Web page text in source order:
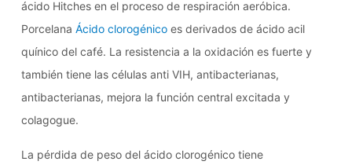
ácido Hitches en el proceso de respiración aeróbica.
Porcelana Ácido clorogénicoes derivados de ácido acil
quínico del café. La resistencia a la oxidación es fuerte y
también tiene las células anti VIH, antibacterianas,
antibacterianas, mejora la función central excitada y
colagogue.
La pérdida de peso del ácido clorogénico tiene